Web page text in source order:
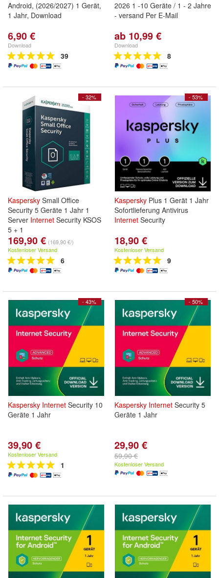
Android, (2026/2027) 1 Gerät,
1 Jahr, Download
6,90 €
Download
39
2026 1 -10 Geräte / 1 - 2 Jahre
- versand Per E-Mail
ab 10,99 €
Download
8
- 32%
Kaspersky Small Office
Security 5 Geräte 1 Jahr 1
Server Internet Security KSOS
5 + 1
169,90 € (169,90 €/)
Kostenloser Versand
6
- 53%
Kaspersky Plus 1 Gerät 1 Jahr
Sofortlieferung Antivirus
Internet Security
18,90 €
Kostenloser Versand
9
- 43%
Kaspersky Internet Security 10
Geräte 1 Jahr
39,90 €
Kostenloser Versand
1
- 50%
Kaspersky Internet Security 5
Geräte 1 Jahr
29,90 €
59,90 €
Kostenloser Versand